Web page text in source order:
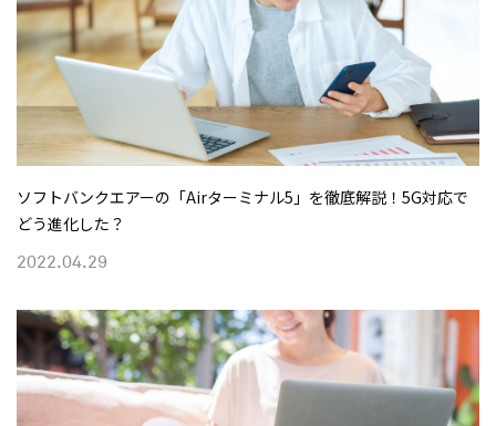
2022.04.29
ソフトバンクエアーの「Airターミナル5」を徹底解説！5G対応で
どう進化した？